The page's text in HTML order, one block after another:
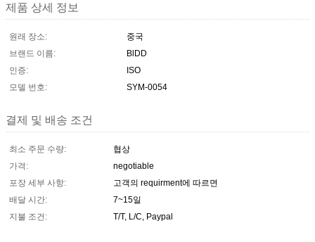
제품 상세 정보
원래 장소:
중국
브랜드 이름:
BlDD
인증:
ISO
모델 번호:
SYM-0054
결제 및 배송 조건
최소 주문 수량:
협상
가격:
negotiable
포장 세부 사항:
고객의 requirment에 따르면
배달 시간:
7~15일
지불 조건:
T/T, L/C, Paypal